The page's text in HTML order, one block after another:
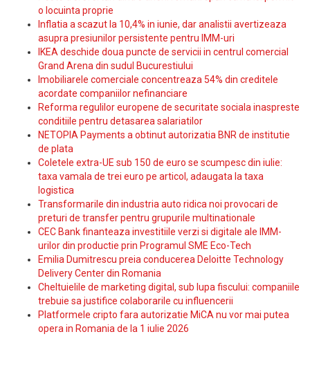
o locuinta proprie
Inflatia a scazut la 10,4% in iunie, dar analistii avertizeaza
asupra presiunilor persistente pentru IMM-uri
IKEA deschide doua puncte de servicii in centrul comercial
Grand Arena din sudul Bucurestiului
Imobiliarele comerciale concentreaza 54% din creditele
acordate companiilor nefinanciare
Reforma regulilor europene de securitate sociala inaspreste
conditiile pentru detasarea salariatilor
NETOPIA Payments a obtinut autorizatia BNR de institutie
de plata
Coletele extra-UE sub 150 de euro se scumpesc din iulie:
taxa vamala de trei euro pe articol, adaugata la taxa
logistica
Transformarile din industria auto ridica noi provocari de
preturi de transfer pentru grupurile multinationale
CEC Bank finanteaza investitiile verzi si digitale ale IMM-
urilor din productie prin Programul SME Eco-Tech
Emilia Dumitrescu preia conducerea Deloitte Technology
Delivery Center din Romania
Cheltuielile de marketing digital, sub lupa fiscului: companiile
trebuie sa justifice colaborarile cu influencerii
Platformele cripto fara autorizatie MiCA nu vor mai putea
opera in Romania de la 1 iulie 2026